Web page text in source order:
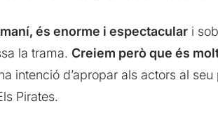
és enorme i espectaculari
la trama. Creiem però que és
intenció d’apropar als actors al
Pirates.